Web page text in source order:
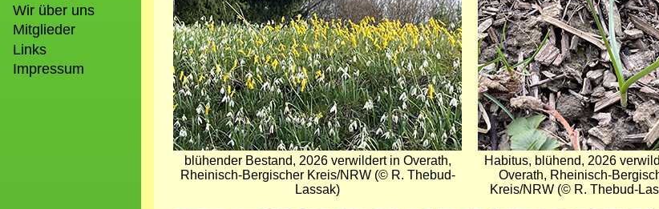
Wir über uns
Mitglieder
Links
Impressum
blühender Bestand, 2026 verwildert in Overath,
Rheinisch-Bergischer Kreis/NRW (© R. Thebud-
Lassak)
Habitus, blühend, 2026
Overath, Rheinisch-
Kreis/NRW (© R. Thebud-